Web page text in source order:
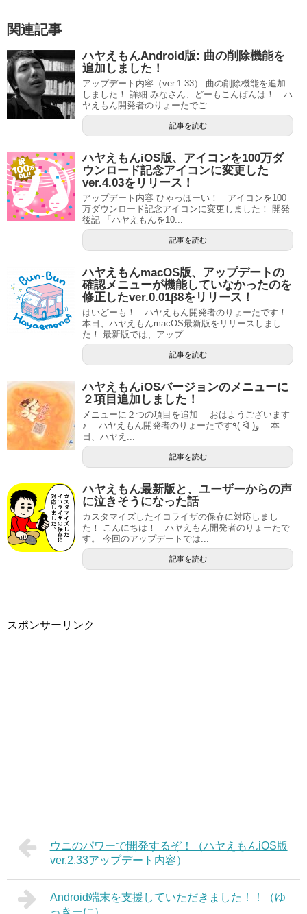
関連記事
ハヤえもんAndroid版: 曲の削除機能を
追加しました！
アップデート内容（ver.1.33） 曲の削除機能を追加
しました！ 詳細 みなさん、どーもこんばんは！ ハ
ヤえもん開発者のりょーたでご...
記事を読む
ハヤえもんiOS版、アイコンを100万ダ
ウンロード記念アイコンに変更した
ver.4.03をリリース！
アップデート内容 ひゃっほーい！ アイコンを100
万ダウンロード記念アイコンに変更しました！ 開発
後記 「ハヤえもんを10...
記事を読む
ハヤえもんmacOS版、アップデートの
確認メニューが機能していなかったのを
修正したver.0.01β8をリリース！
はいどーも！ ハヤえもん開発者のりょーたです！
本日、ハヤえもんmacOS最新版をリリースしまし
た！ 最新版では、アップ...
記事を読む
ハヤえもんiOSバージョンのメニューに
２項目追加しました！
メニューに２つの項目を追加 おはようございます
♪ ハヤえもん開発者のりょーたです٩( ᐛ )و 本
日、ハヤえ...
記事を読む
ハヤえもん最新版と、ユーザーからの声
に泣きそうになった話
カスタマイズしたイコライザの保存に対応しまし
た！ こんにちは！ ハヤえもん開発者のりょーたで
す。 今回のアップデートでは...
記事を読む
スポンサーリンク
ウニのパワーで開発するぞ！（ハヤえもんiOS版
ver.2.33アップデート内容）
Android端末を支援していただきました！！（ゆ
っきーに）